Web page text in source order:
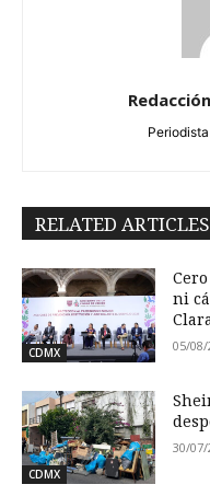
RELATED ARTICLES
CDMX
ni
05/08/
CDMX
30/07/